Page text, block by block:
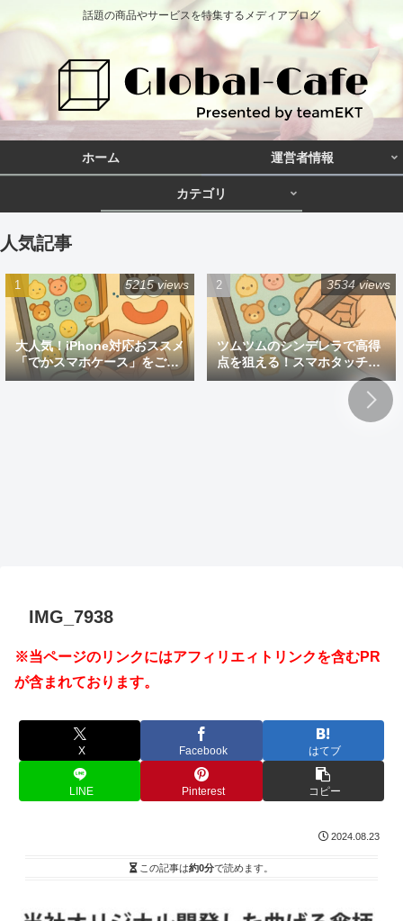
話題の商品やサービスを特集するメディアブログ
ホーム 運営者情報
カテゴリ
人気記事
大人気！iPhone対応おススメ
「でかスマホケース」をご紹
介
5215 views
ツムツムのシンデレラで高得
点を狙える！スマホタッチペ
ン
3534 views
IMG_7938
※当ページのリンクにはアフィリエィトリンクを含むPR
が含まれております。
X Facebook はてブ
LINE Pinterest コピー
2024.08.23
この記事は約0分で読めます。